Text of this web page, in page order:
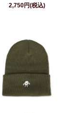
2,750円(税込)